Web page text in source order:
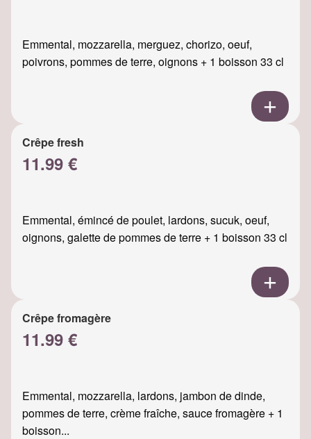
Emmental, mozzarella, merguez, chorizo, oeuf,
poivrons, pommes de terre, oignons + 1 boisson 33 cl
Crêpe fresh
11.99 €
Emmental, émincé de poulet, lardons, sucuk, oeuf,
oignons, galette de pommes de terre + 1 boisson 33 cl
Crêpe fromagère
11.99 €
Emmental, mozzarella, lardons, jambon de dinde,
pommes de terre, crème fraîche, sauce fromagère + 1
boisson...